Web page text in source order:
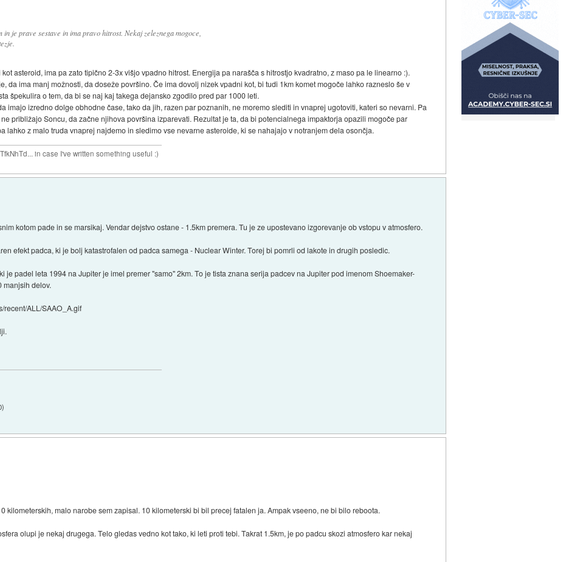
in je prave sestave in ima pravo hitrost. Nekaj zeleznega mogoce,
asteroid, ima pa zato tipično 2-3x višjo vpadno hitrost. Energija pa narašča s hitrostjo kvadratno, z maso pa le linearno :).
da ima manj možnosti, da doseže površino. Če ima dovolj nizek vpadni kot, bi tudi 1km komet mogoče lahko razneslo še v
špekulira o tem, da bi se naj kaj takega dejansko zgodilo pred par 1000 leti.
imajo izredno dolge obhodne čase, tako da jih, razen par poznanih, ne moremo slediti in vnaprej ugotoviti, kateri so nevarni. Pa
približajo Soncu, da začne njihova površina izparevati. Rezultat je ta, da bi potencialnega impaktorja opazili mogoče par
lahko z malo truda vnaprej najdemo in sledimo vse nevarne asteroide, ki se nahajajo v notranjem dela osončja.
in case I've written something useful :)
kotom pade in se marsikaj. Vendar dejstvo ostane - 1.5km premera. Tu je ze upostevano izgorevanje ob vstopu v atmosfero.
efekt padca, ki je bolj katastrofalen od padca samega - Nuclear Winter. Torej bi pomrli od lakote in drugih posledic.
je padel leta 1994 na Jupiter je imel premer "samo" 2km. To je tista znana serija padcev na Jupiter pod imenom Shoemaker-
manjsih delov.
recent/ALL/SAAO_A.gif
)
kilometerskih, malo narobe sem zapisal. 10 kilometerski bi bil precej fatalen ja. Ampak vseeno, ne bi bilo reboota.
olupi je nekaj drugega. Telo gledas vedno kot tako, ki leti proti tebi. Takrat 1.5km, je po padcu skozi atmosfero kar nekaj